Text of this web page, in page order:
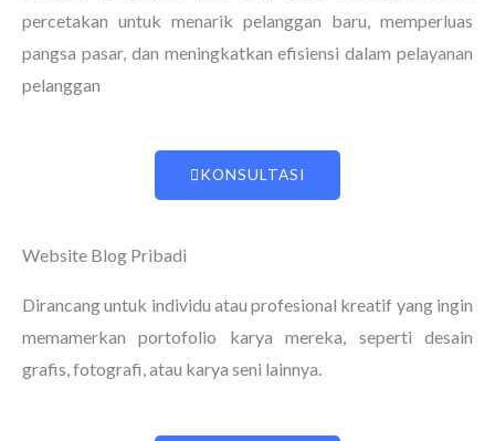
percetakan untuk menarik pelanggan baru, memperluas
pangsa pasar, dan meningkatkan efisiensi dalam pelayanan
pelanggan
KONSULTASI
Website Blog Pribadi
Dirancang untuk individu atau profesional kreatif yang ingin
memamerkan portofolio karya mereka, seperti desain
grafis, fotografi, atau karya seni lainnya.